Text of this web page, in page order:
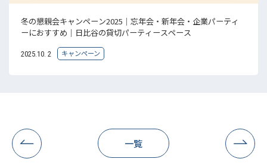
冬の懇親会キャンペーン2025｜忘年会・新年会・企業パーティ
ーにおすすめ｜日比谷の貸切パーティースペース
2025.10. 2 キャンペーン
一覧